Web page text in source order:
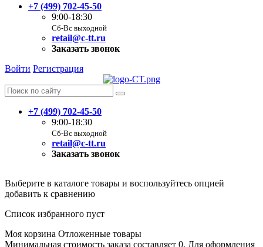
+7 (499) 702-45-50
9:00-18:30
Сб-Вс выходной
retail@c-tt.ru
Заказать звонок
Войти Регистрация
+7 (499) 702-45-50
9:00-18:30
Сб-Вс выходной
retail@c-tt.ru
Заказать звонок
Выберите в каталоге товары и воспользуйтесь опцией
добавить к сравнению
Список избранного пуст
Моя корзина Отложенные товары
Минимальная стоимость заказа составляет 0. Для оформления